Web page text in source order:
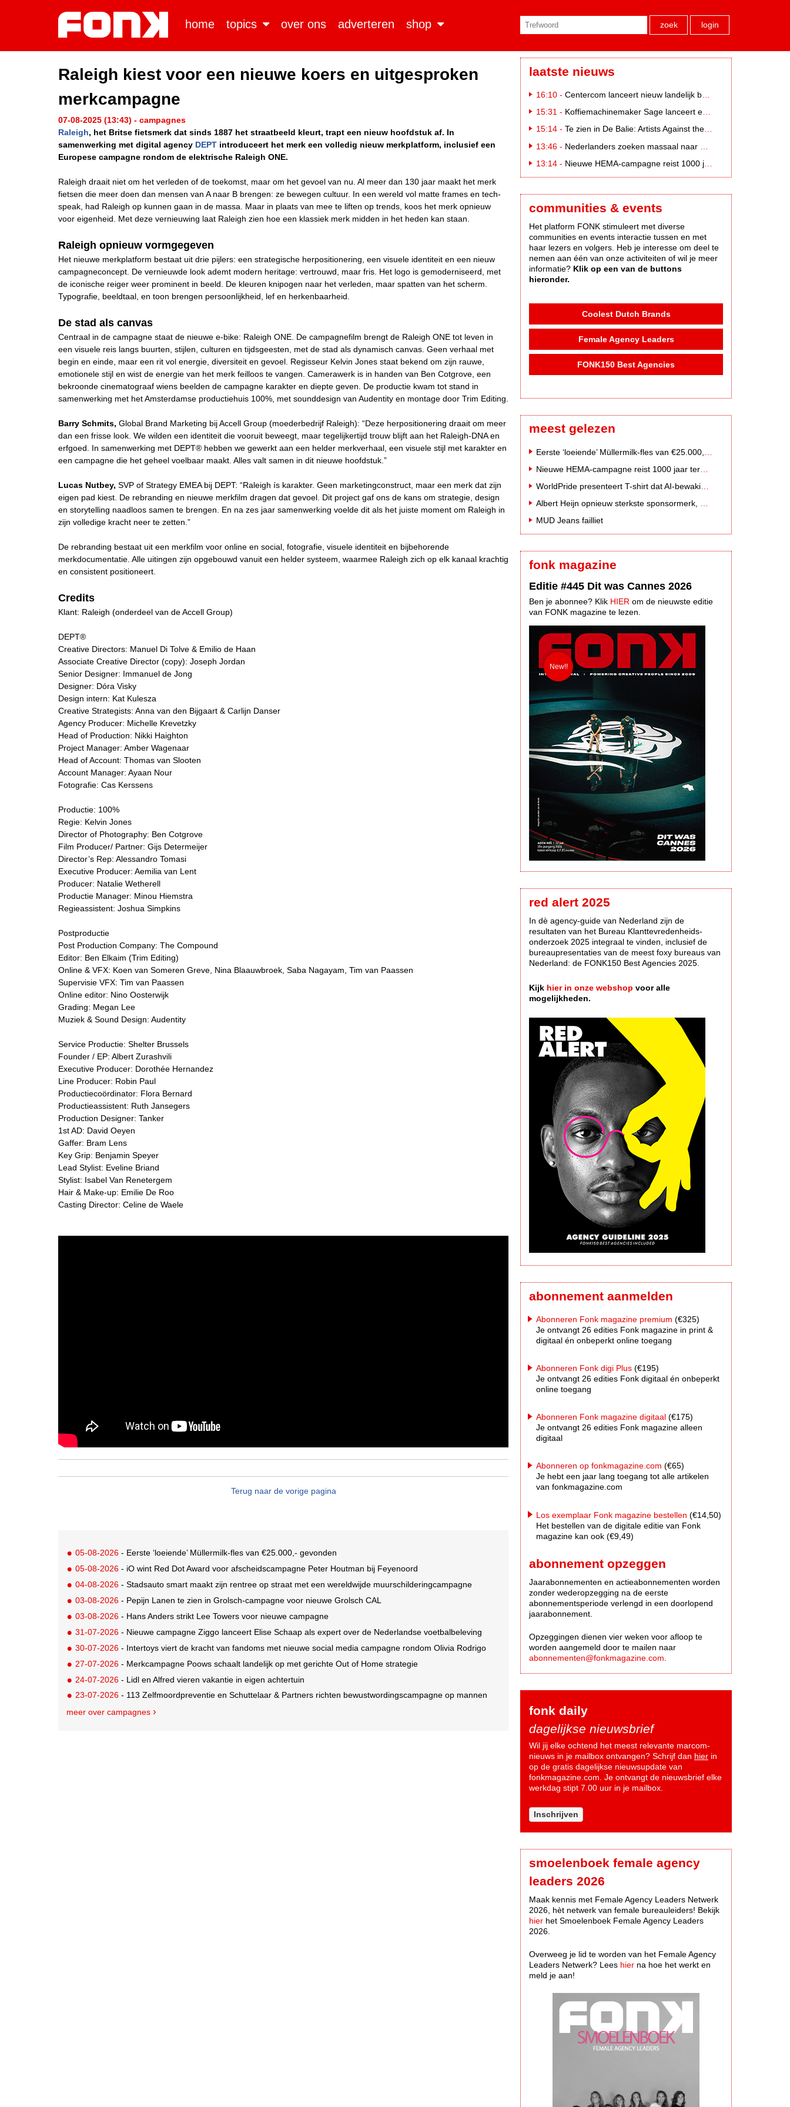
home topics over ons adverteren shop zoek login
Raleigh kiest voor een nieuwe koers en uitgesproken
merkcampagne
07-08-2025 (13:43) - campagnes
Raleigh, het Britse fietsmerk dat sinds 1887 het straatbeeld kleurt, trapt een nieuw hoofdstuk af. In
samenwerking met digital agency DEPT introduceert het merk een volledig nieuw merkplatform, inclusief een
Europese campagne rondom de elektrische Raleigh ONE.
Raleigh draait niet om het verleden of de toekomst, maar om het gevoel van nu. Al meer dan 130 jaar maakt het merk
fietsen die meer doen dan mensen van A naar B brengen: ze bewegen cultuur. In een wereld vol matte frames en tech-
speak, had Raleigh op kunnen gaan in de massa. Maar in plaats van mee te liften op trends, koos het merk opnieuw
voor eigenheid. Met deze vernieuwing laat Raleigh zien hoe een klassiek merk midden in het heden kan staan.
Raleigh opnieuw vormgegeven
Het nieuwe merkplatform bestaat uit drie pijlers: een strategische herpositionering, een visuele identiteit en een nieuw
campagneconcept. De vernieuwde look ademt modern heritage: vertrouwd, maar fris. Het logo is gemoderniseerd, met
de iconische reiger weer prominent in beeld. De kleuren knipogen naar het verleden, maar spatten van het scherm.
Typografie, beeldtaal, en toon brengen persoonlijkheid, lef en herkenbaarheid.
De stad als canvas
Centraal in de campagne staat de nieuwe e-bike: Raleigh ONE. De campagnefilm brengt de Raleigh ONE tot leven in
een visuele reis langs buurten, stijlen, culturen en tijdsgeesten, met de stad als dynamisch canvas. Geen verhaal met
begin en einde, maar een rit vol energie, diversiteit en gevoel. Regisseur Kelvin Jones staat bekend om zijn rauwe,
emotionele stijl en wist de energie van het merk feilloos te vangen. Camerawerk is in handen van Ben Cotgrove, een
bekroonde cinematograaf wiens beelden de campagne karakter en diepte geven. De productie kwam tot stand in
samenwerking met het Amsterdamse productiehuis 100%, met sounddesign van Audentity en montage door Trim Editing.
Barry Schmits, Global Brand Marketing bij Accell Group (moederbedrijf Raleigh): “Deze herpositionering draait om meer
dan een frisse look. We wilden een identiteit die vooruit beweegt, maar tegelijkertijd trouw blijft aan het Raleigh-DNA en
erfgoed. In samenwerking met DEPT® hebben we gewerkt aan een helder merkverhaal, een visuele stijl met karakter en
een campagne die het geheel voelbaar maakt. Alles valt samen in dit nieuwe hoofdstuk.”
Lucas Nutbey, SVP of Strategy EMEA bij DEPT: “Raleigh ís karakter. Geen marketingconstruct, maar een merk dat zijn
eigen pad kiest. De rebranding en nieuwe merkfilm dragen dat gevoel. Dit project gaf ons de kans om strategie, design
en storytelling naadloos samen te brengen. En na zes jaar samenwerking voelde dit als het juiste moment om Raleigh in
zijn volledige kracht neer te zetten.”
De rebranding bestaat uit een merkfilm voor online en social, fotografie, visuele identiteit en bijbehorende
merkdocumentatie. Alle uitingen zijn opgebouwd vanuit een helder systeem, waarmee Raleigh zich op elk kanaal krachtig
en consistent positioneert.
Credits
Klant: Raleigh (onderdeel van de Accell Group)
DEPT®
Creative Directors: Manuel Di Tolve & Emilio de Haan
Associate Creative Director (copy): Joseph Jordan
Senior Designer: Immanuel de Jong
Designer: Dóra Visky
Design intern: Kat Kulesza
Creative Strategists: Anna van den Bijgaart & Carlijn Danser
Agency Producer: Michelle Krevetzky
Head of Production: Nikki Haighton
Project Manager: Amber Wagenaar
Head of Account: Thomas van Slooten
Account Manager: Ayaan Nour
Fotografie: Cas Kerssens
Productie: 100%
Regie: Kelvin Jones
Director of Photography: Ben Cotgrove
Film Producer/ Partner: Gijs Determeijer
Director’s Rep: Alessandro Tomasi
Executive Producer: Aemilia van Lent
Producer: Natalie Wetherell
Productie Manager: Minou Hiemstra
Regieassistent: Joshua Simpkins
Postproductie
Post Production Company: The Compound
Editor: Ben Elkaim (Trim Editing)
Online & VFX: Koen van Someren Greve, Nina Blaauwbroek, Saba Nagayam, Tim van Paassen
Supervisie VFX: Tim van Paassen
Online editor: Nino Oosterwijk
Grading: Megan Lee
Muziek & Sound Design: Audentity
Service Productie: Shelter Brussels
Founder / EP: Albert Zurashvili
Executive Producer: Dorothée Hernandez
Line Producer: Robin Paul
Productiecoördinator: Flora Bernard
Productieassistent: Ruth Jansegers
Production Designer: Tanker
1st AD: David Oeyen
Gaffer: Bram Lens
Key Grip: Benjamin Speyer
Lead Stylist: Eveline Briand
Stylist: Isabel Van Renetergem
Hair & Make-up: Emilie De Roo
Casting Director: Celine de Waele
Terug naar de vorige pagina
05-08-2026 - Eerste ‘loeiende’ Müllermilk-fles van €25.000,- gevonden
05-08-2026 - iO wint Red Dot Award voor afscheidscampagne Peter Houtman bij Feyenoord
04-08-2026 - Stadsauto smart maakt zijn rentree op straat met een wereldwijde muurschilderingcampagne
03-08-2026 - Pepijn Lanen te zien in Grolsch-campagne voor nieuwe Grolsch CAL
03-08-2026 - Hans Anders strikt Lee Towers voor nieuwe campagne
31-07-2026 - Nieuwe campagne Ziggo lanceert Elise Schaap als expert over de Nederlandse voetbalbeleving
30-07-2026 - Intertoys viert de kracht van fandoms met nieuwe social media campagne rondom Olivia Rodrigo
27-07-2026 - Merkcampagne Poows schaalt landelijk op met gerichte Out of Home strategie
24-07-2026 - Lidl en Alfred vieren vakantie in eigen achtertuin
23-07-2026 - 113 Zelfmoordpreventie en Schuttelaar & Partners richten bewustwordingscampagne op mannen
meer over campagnes
laatste nieuws
16:10 - Centercom lanceert nieuw landelijk buitereclamenetwerk: City Cubes
15:31 - Koffiemachinemaker Sage lanceert e-commerceplatform voor koffieliefhebbers
15:14 - Te zien in De Balie: Artists Against the Kremlin III
13:46 - Nederlanders zoeken massaal naar eclipsbrillen op Marktplaats
13:14 - Nieuwe HEMA-campagne reist 1000 jaar terug in de tijd naar 'Hemastein'
communities & events
Het platform FONK stimuleert met diverse
communities en events interactie tussen en met
haar lezers en volgers. Heb je interesse om deel te
nemen aan één van onze activiteiten of wil je meer
informatie? Klik op een van de buttons
hieronder.
Coolest Dutch Brands
Female Agency Leaders
FONK150 Best Agencies
meest gelezen
MUD Jeans failliet
fonk magazine
Editie #445 Dit was Cannes 2026
Ben je abonnee? Klik HIER om de nieuwste editie
van FONK magazine te lezen.
red alert 2025
In dè agency-guide van Nederland zijn de
resultaten van het Bureau Klanttevredenheids-
onderzoek 2025 integraal te vinden, inclusief de
bureaupresentaties van de meest foxy bureaus van
Nederland: de FONK150 Best Agencies 2025.
Kijk hier in onze webshop voor alle
mogelijkheden.
abonnement aanmelden
Abonneren Fonk magazine premium (€325)
Je ontvangt 26 edities Fonk magazine in print &
digitaal én onbeperkt online toegang
Abonneren Fonk digi Plus (€195)
Je ontvangt 26 edities Fonk digitaal én onbeperkt
online toegang
Abonneren Fonk magazine digitaal (€175)
Je ontvangt 26 edities Fonk magazine alleen
digitaal
Abonneren op fonkmagazine.com (€65)
Je hebt een jaar lang toegang tot alle artikelen
van fonkmagazine.com
Los exemplaar Fonk magazine bestellen (€14,50)
Het bestellen van de digitale editie van Fonk
magazine kan ook (€9,49)
abonnement opzeggen
Jaarabonnementen en actieabonnementen worden
zonder wederopzegging na de eerste
abonnementsperiode verlengd in een doorlopend
jaarabonnement.
Opzeggingen dienen vier weken voor afloop te
worden aangemeld door te mailen naar
abonnementen@fonkmagazine.com
fonk daily
dagelijkse nieuwsbrief
Wil jij elke ochtend het meest relevante marcom-
nieuws in je mailbox ontvangen? Schrijf dan hier in
op de gratis dagelijkse nieuwsupdate van
fonkmagazine.com. Je ontvangt de nieuwsbrief elke
werkdag stipt 7.00 uur in je mailbox.
Inschrijven
smoelenboek female agency
leaders 2026
Maak kennis met Female Agency Leaders Netwerk
2026, hèt netwerk van female bureauleiders! Bekijk
hier het Smoelenboek Female Agency Leaders
2026.
Overweeg je lid te worden van het Female Agency
Leaders Netwerk? Lees hier na hoe het werkt en
meld je aan!